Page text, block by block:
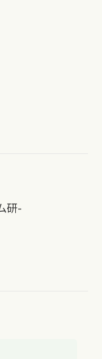
研-